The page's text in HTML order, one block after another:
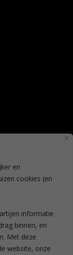
en
cookies (en
informatie
binnen, en
Met deze
website, onze